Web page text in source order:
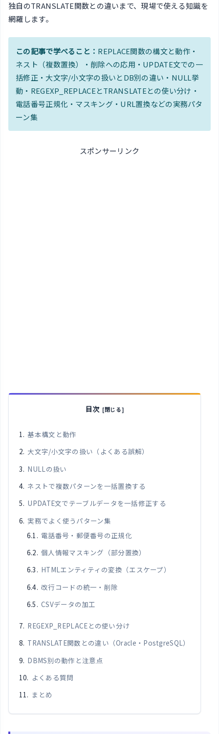
独自のTRANSLATE関数との違いまで、現場で使える知識を
網羅します。
この記事で学べること： REPLACE関数の構文と動作・
ネスト（複数置換）・削除への応用・UPDATE文での一
括修正・大文字/小文字の扱いとDB別の違い・NULL挙
動・REGEXP_REPLACEとTRANSLATEとの使い分け・
電話番号正規化・マスキング・URL置換などの実務パタ
ーン集
スポンサーリンク
目次
基本構文と動作
大文字/小文字の扱い（よくある誤解）
NULLの扱い
ネストで複数パターンを一括置換する
UPDATE文でテーブルデータを一括修正する
実務でよく使うパターン集
電話番号・郵便番号の正規化
個人情報マスキング（部分置換）
HTMLエンティティの変換（エスケープ）
改行コードの統一・削除
CSVデータの加工
REGEXP_REPLACEとの使い分け
TRANSLATE関数との違い（Oracle・PostgreSQL）
DBMS別の動作と注意点
よくある質問
まとめ